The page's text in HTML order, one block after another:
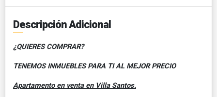
Descripción Adicional
¿QUIERES COMPRAR?
TENEMOS INMUEBLES PARA TI AL MEJOR PRECIO
Apartamento en venta en Villa Santos.